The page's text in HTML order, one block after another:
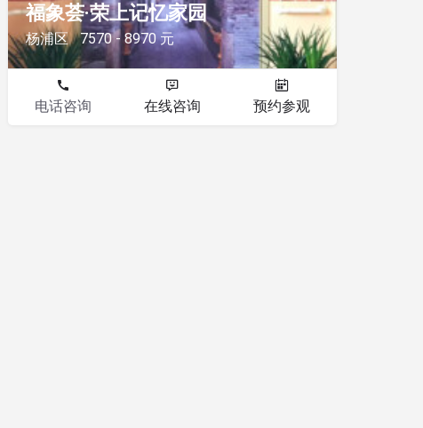
福象荟·荣上记忆家园
杨浦区 7570 - 8970 元
电话咨询 在线咨询 预约参观